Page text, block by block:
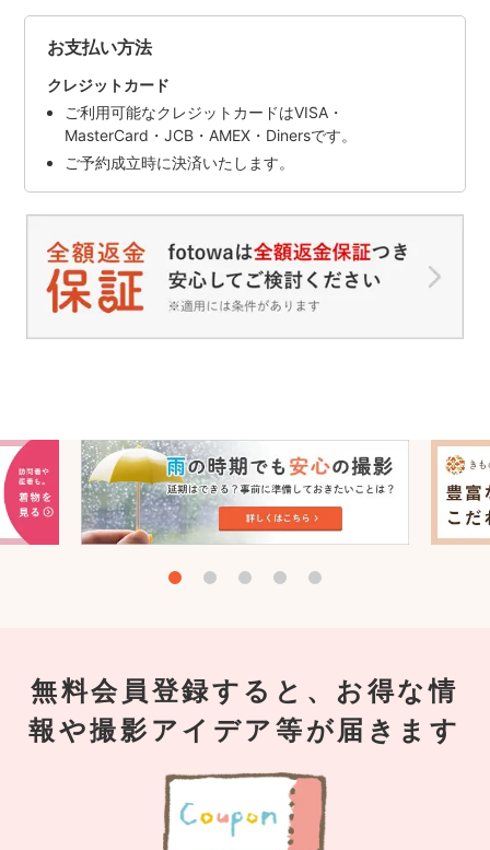
お支払い方法
クレジットカード
ご利用可能なクレジットカードはVISA・
MasterCard・JCB・AMEX・Dinersです。
ご予約成立時に決済いたします。
無料会員登録すると、お得な情
報や撮影アイデア等が届きます